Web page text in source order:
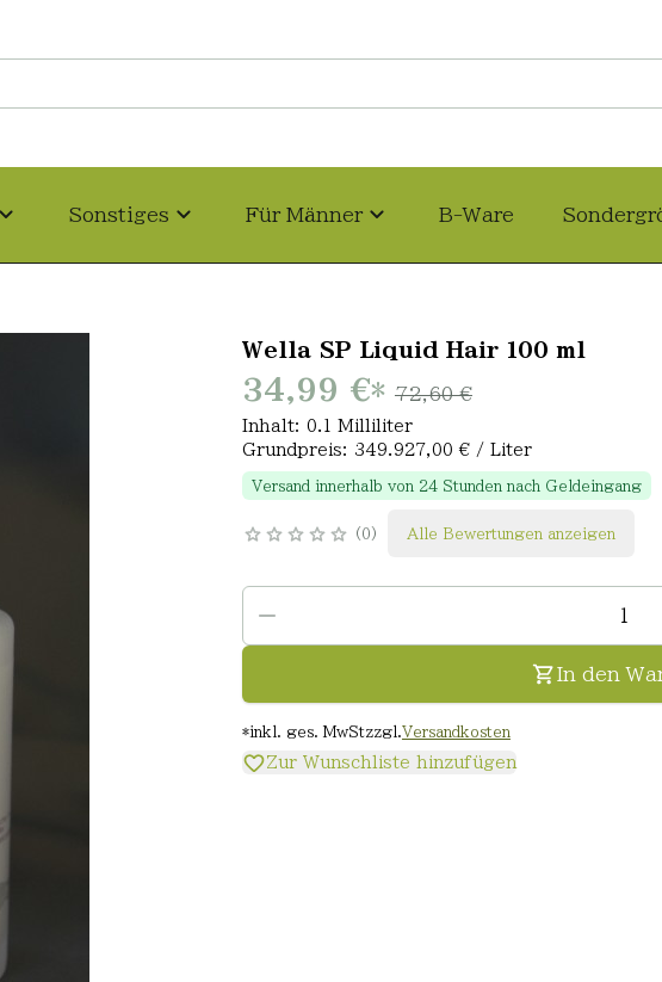
Sonstiges Für Männer B-Ware
Wella SP Liquid Hair 100 ml
34,99 €* 72,60 €
Inhalt: 0.1 Milliliter
Grundpreis: 349.927,00 € / Liter
Versand innerhalb von 24 Stunden nach Geldeingang
0 Alle Bewertungen anzeigen
In den
*inkl. ges. MwStzzgl. Versandkosten
Zur Wunschliste hinzufügen